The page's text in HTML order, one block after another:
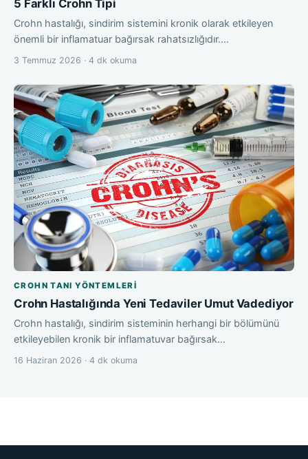
5 Farklı Crohn Tipi
Crohn hastalığı, sindirim sistemini kronik olarak etkileyen
önemli bir inflamatuar bağırsak rahatsızlığıdır.…
3 Temmuz 2026 · 4 dk okuma
CROHN TANI YÖNTEMLERI
Crohn Hastalığında Yeni Tedaviler Umut Vadediyor
Crohn hastalığı, sindirim sisteminin herhangi bir bölümünü
etkileyebilen kronik bir inflamatuvar bağırsak…
16 Haziran 2026 · 4 dk okuma